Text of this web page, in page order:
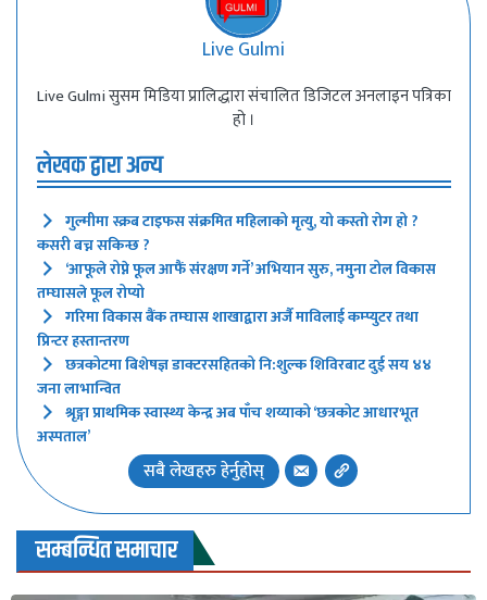
Live Gulmi
Live Gulmi सुसम मिडिया प्रालिद्धारा संचालित डिजिटल अनलाइन पत्रिका
हो ।
लेखक द्वारा अन्य
गुल्मीमा स्क्रब टाइफस संक्रमित महिलाको मृत्यु, यो कस्तो रोग हो ?
कसरी बच्न सकिन्छ ?
‘आफूले रोप्ने फूल आफैं संरक्षण गर्ने’ अभियान सुरु, नमुना टोल विकास
तम्घासले फूल रोप्यो
गरिमा विकास बैंक तम्घास शाखाद्वारा अर्जै माविलाई कम्प्युटर तथा
प्रिन्टर हस्तान्तरण
छत्रकोटमा बिशेषज्ञ डाक्टरसहितको नि:शुल्क शिविरबाट दुई सय ४४
जना लाभान्वित
श्रृङ्गा प्राथमिक स्वास्थ्य केन्द्र अब पाँच शय्याको ‘छत्रकोट आधारभूत
अस्पताल’
सबै लेखहरु हेर्नुहोस्
सम्बन्धित समाचार